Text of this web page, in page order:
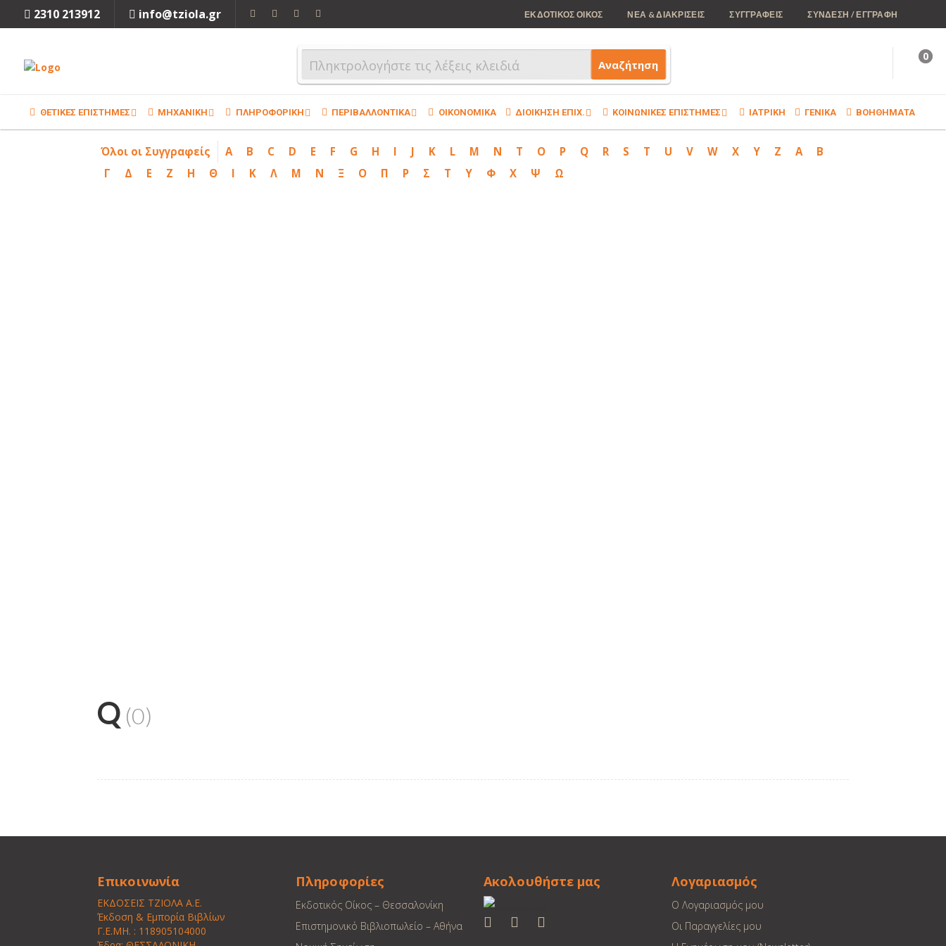
info@tziola.gr
2310 213912 ΕΚΔΟΤΙΚΟΣ ΟΙΚΟΣ ΝΕΑ & ΔΙΑΚΡΙΣΕΙΣ ΣΥΓΓΡΑΦΕΙΣ ΣΥΝΔΕΣΗ / ΕΓΓΡΑΦΗ
Αναζήτηση
0
ΘΕΤΙΚΕΣ ΕΠΙΣΤΗΜΕΣ ΜΗΧΑΝΙΚΗ ΠΛΗΡΟΦΟΡΙΚΗ ΠΕΡΙΒΑΛΛΟΝΤΙΚΑ ΟΙΚΟΝΟΜΙΚΑ ΔΙΟΙΚΗΣΗ ΕΠΙΧ. ΚΟΙΝΩΝΙΚΕΣ ΕΠΙΣΤΗΜΕΣ ΙΑΤΡΙΚΗ ΓΕΝΙΚΑ ΒΟΗΘΗΜΑΤΑ
Όλοι οι Συγγραφείς A B C D E F G H I J K L M N T O P Q R S T U V W X Y Z Α
Β
Γ
Δ Ε Ζ Η Θ Ι Κ Λ Μ Ν Ξ Ο Π Ρ Σ Τ Υ Φ Χ Ψ Ω
Q (0)
Επικοινωνία
ΕΚΔΟΣΕΙΣ ΤΖΙΟΛΑ Α.Ε.
Έκδοση & Εμπορία Βιβλίων
Γ.Ε.ΜΗ. : 118905104000
Πληροφορίες
Εκδοτικός Οίκος – Θεσσαλονίκη
Επιστημονικό Βιβλιοπωλείο – Αθήνα
Ακολουθήστε μας Λογαριασμός
Ο Λογαριασμός μου
Οι Παραγγελίες μου